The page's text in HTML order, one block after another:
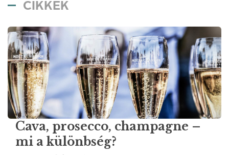
CIKKEK
Cava, prosecco, champagne –
mi a különbség?